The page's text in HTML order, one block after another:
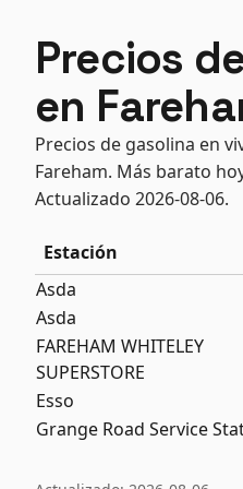
Precios
en
Precios de gasolina en
Fareham. Más barato
Actualizado 2026-08-06.
Estación
Asda
Asda
FAREHAM WHITELEY
SUPERSTORE
Esso
Grange Road Service